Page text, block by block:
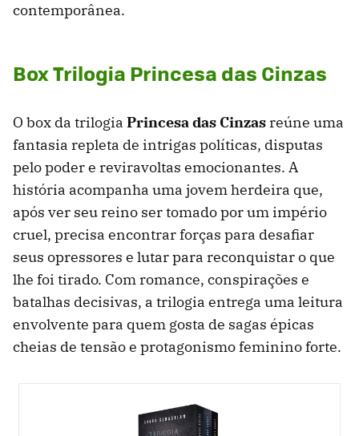
contemporânea.
Box Trilogia Princesa das Cinzas
O box da trilogia Princesa das Cinzas reúne uma
fantasia repleta de intrigas políticas, disputas
pelo poder e reviravoltas emocionantes. A
história acompanha uma jovem herdeira que,
após ver seu reino ser tomado por um império
cruel, precisa encontrar forças para desafiar
seus opressores e lutar para reconquistar o que
lhe foi tirado. Com romance, conspirações e
batalhas decisivas, a trilogia entrega uma leitura
envolvente para quem gosta de sagas épicas
cheias de tensão e protagonismo feminino forte.